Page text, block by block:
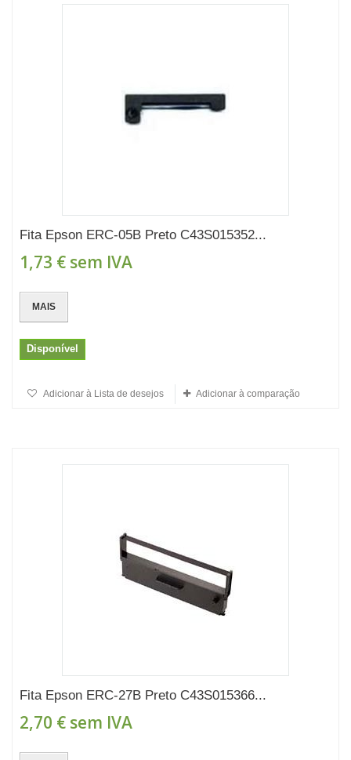
Fita Epson ERC-05B Preto C43S015352...
1,73 € sem IVA
MAIS
Disponível
Adicionar à Lista de desejos Adicionar à comparação
Fita Epson ERC-27B Preto C43S015366...
2,70 € sem IVA